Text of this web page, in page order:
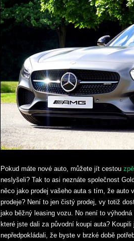
Pokud máte nové auto, můžete jít cestou
neslyšeli? Tak to asi neznáte společnost
něco jako prodej vašeho auta s tím, že auto
prodeje? Není to jen čistý prodej, vy totiž
jako běžný leasing vozu. No není to
které jste dali za původní koupi auta? Koupili
nepředpokládali, že byste v brzké době